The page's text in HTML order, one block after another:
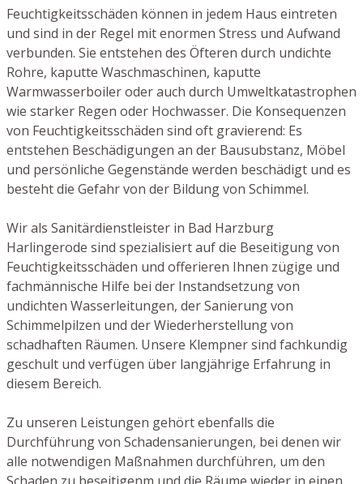
Feuchtigkeitsschäden können in jedem Haus eintreten
und sind in der Regel mit enormen Stress und Aufwand
verbunden. Sie entstehen des Öfteren durch undichte
Rohre, kaputte Waschmaschinen, kaputte
Warmwasserboiler oder auch durch Umweltkatastrophen
wie starker Regen oder Hochwasser. Die Konsequenzen
von Feuchtigkeitsschäden sind oft gravierend: Es
entstehen Beschädigungen an der Bausubstanz, Möbel
und persönliche Gegenstände werden beschädigt und es
besteht die Gefahr von der Bildung von Schimmel.
Wir als Sanitärdienstleister in Bad Harzburg
Harlingerode sind spezialisiert auf die Beseitigung von
Feuchtigkeitsschäden und offerieren Ihnen zügige und
fachmännische Hilfe bei der Instandsetzung von
undichten Wasserleitungen, der Sanierung von
Schimmelpilzen und der Wiederherstellung von
schadhaften Räumen. Unsere Klempner sind fachkundig
geschult und verfügen über langjährige Erfahrung in
diesem Bereich.
Zu unseren Leistungen gehört ebenfalls die
Durchführung von Schadensanierungen, bei denen wir
alle notwendigen Maßnahmen durchführen, um den